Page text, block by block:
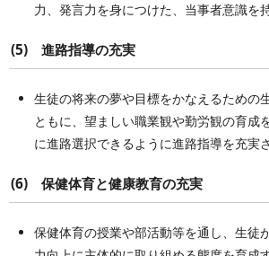
力、発言力を身につけた、当事者意識を
(5) 進路指導の充実
生徒の将来の夢や目標をかなえるための
ともに、望ましい職業観や勤労観の育成
に進路選択できるように進路指導を充実
(6) 保健体育と健康教育の充実
保健体育の授業や部活動等を通し、生徒